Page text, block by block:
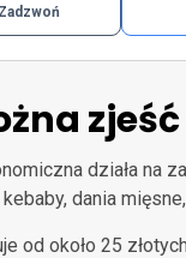
działa na
dania
od około 25